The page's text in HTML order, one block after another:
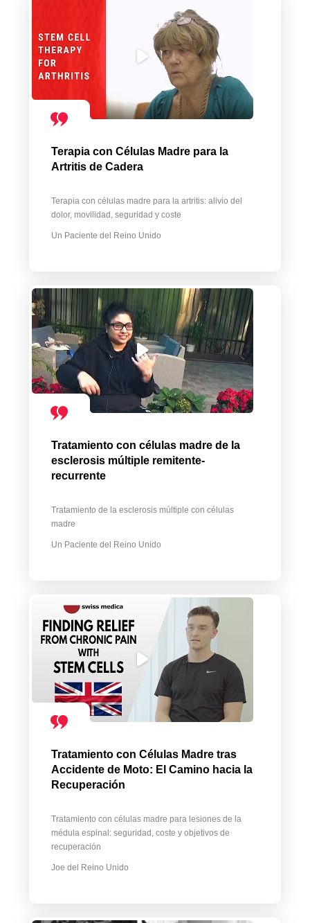
Terapia con Células Madre para la
Artritis de Cadera
Terapia con células madre para la artritis: alivio del
dolor, movilidad, seguridad y coste
Un Paciente del Reino Unido
Tratamiento con células madre de la
esclerosis múltiple remitente-
recurrente
Tratamiento de la esclerosis múltiple con células
madre
Un Paciente del Reino Unido
Tratamiento con Células Madre tras
Accidente de Moto: El Camino hacia la
Recuperación
Tratamiento con células madre para lesiones de la
médula espinal: seguridad, coste y objetivos de
recuperación
Joe del Reino Unido